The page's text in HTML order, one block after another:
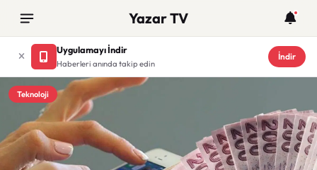
Yazar TV
Uygulamayı İndir
Haberleri anında takip edin
İndir
Teknoloji